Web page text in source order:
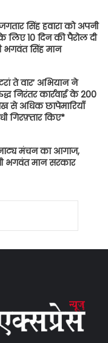
सिंह हवारा को अपनी
लिए 10 दिन की पैरोल दी
भगवंत सिंह मान
ते वार’ अभियान ने
निरंतर कार्रवाई के 200
से अधिक छापेमारियाँ
गिरफ़्तार किए*
नाट्य मंचन का आगाज,
भगवंत मान सरकार